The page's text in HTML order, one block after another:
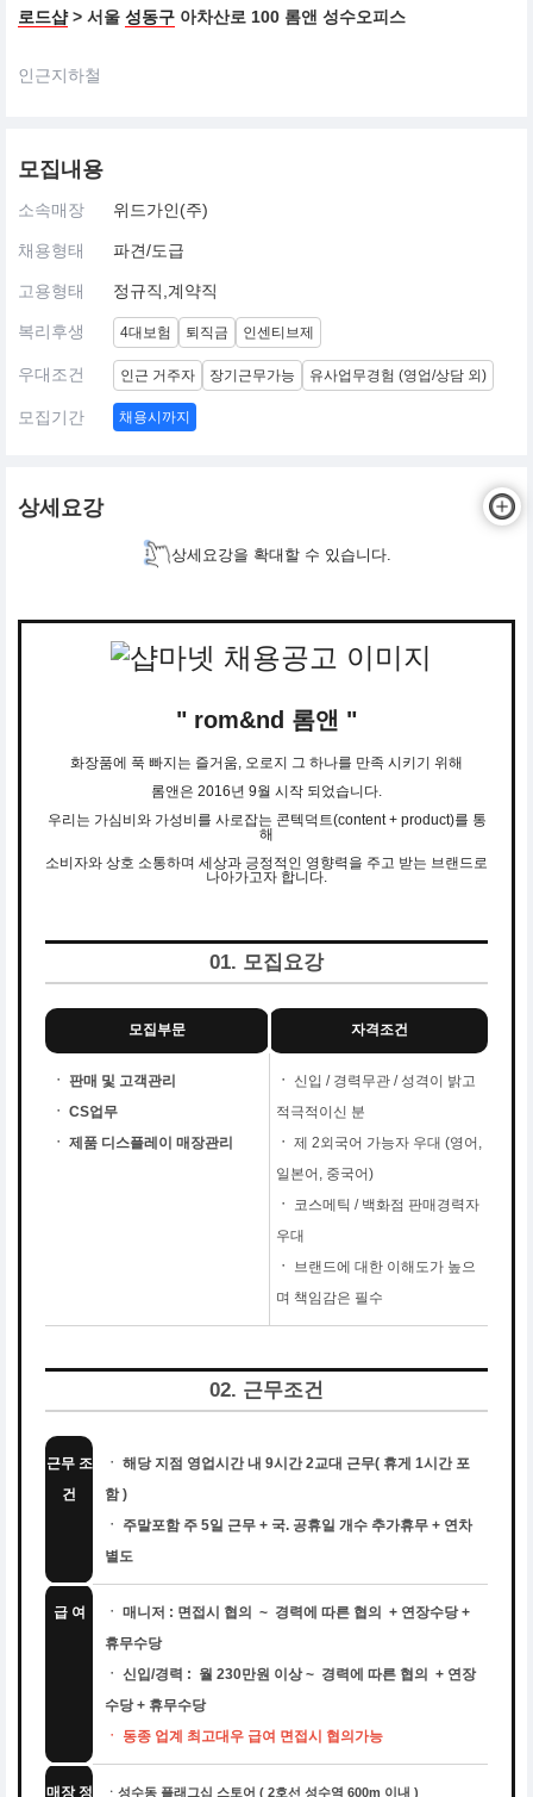
로드샵> 서울 성동구 아차산로 100 롬앤 성수오피스
인근지하철
모집내용
소속매장 위드가인(주)
채용형태 파견/도급
고용형태 정규직,계약직
복리후생 4대보험 퇴직금 인센티브제
우대조건 인근 거주자 장기근무가능 유사업무경험 (영업/상담 외)
모집기간 채용시까지
상세요강
상세요강을 확대할 수 있습니다.
" rom&nd 롬앤 "
화장품에 푹 빠지는 즐거움, 오로지 그 하나를 만족 시키기 위해
롬앤은 2016년 9월 시작 되었습니다.
우리는 가심비와 가성비를 사로잡는 콘텍덕트(content + product)를 통
해
소비자와 상호 소통하며 세상과 긍정적인 영향력을 주고 받는 브랜드로
나아가고자 합니다.
01. 모집요강
모집부문 자격조건
ㆍ 판매 및 고객관리
ㆍ CS업무
ㆍ 제품 디스플레이 매장관리
ㆍ
신입 / 경력무관 / 성격이 밝고
적극적이신 분
ㆍ 제 2외국어 가능자 우대 (영어,
일본어, 중국어)
ㆍ
코스메틱 / 백화점 판매경력자
우대
ㆍ
브랜드에 대한 이해도가 높으
며 책임감은 필수
02. 근무조건
근무 조
건
ㆍ 해당 지점 영업시간 내 9시간 2교대 근무( 휴게 1시간 포
함 )
ㆍ 주말포함 주 5일 근무 + 국. 공휴일 개수 추가휴무 + 연차
별도
급 여
ㆍ 매니저 : 면접시 협의 ~ 경력에 따른 협의 + 연장수당 +
휴무수당
ㆍ 신입/경력 : 월 230만원 이상 ~ 경력에 따른 협의 + 연장
수당 + 휴무수당
ㆍ 동종 업계 최고대우 급여 면접시 협의가능
매장 정 ㆍ성수동 플래그십 스토어 ( 2호선 성수역 600m 이내 )